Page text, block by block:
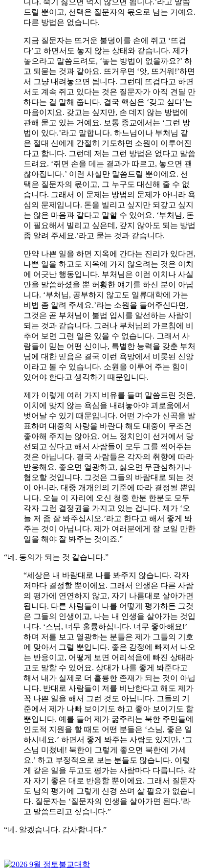
니다. 죽기 싫으면 먹지 않으면 됩니다.’라고 말씀
드릴 뿐이고, 선택은 질문자의 몫으로 남는 거예요.
다른 방법은 없습니다.
지금 질문자는 뜨거운 불덩이를 손에 쥐고 ‘뜨겁
다’고 하면서도 놓지 않는 상태와 같습니다. 제가
놓으라고 말씀드려도, ‘놓는 방법이 없을까요?’ 하
고 되묻는 것과 같아요. 뜨거우면 ‘앗, 뜨거워!’하면
서 그냥 내려놓으면 됩니다. 그런데 뜨겁다고 하면
서도 계속 쥐고 있다는 것은 질문자가 아직 견딜 만
하다는 걸 말해 줍니다. 결국 핵심은 ‘갖고 싶다’는
마음이지요. 갖고는 싶지만, 손 데지 않는 방법에
관해 묻고 있는 거예요. 보통 종교에서는 ‘그런 방
법이 있다.’라고 말합니다. 하느님이나 부처님 같
은 절대 신에게 간절히 기도하면 소원이 이루어진
다고 합니다. 그런데 저는 그런 방법은 없다고 말씀
드려요. ‘쥐면 손을 데는 결과가 따르고, 놓으면 괜
찮아집니다.’ 이런 사실만 말씀드릴 뿐이에요. 선
택은 질문자의 몫이고, 그 누구도 대신해 줄 수 없
습니다. 그래서 이 문제는 방법의 문제가 아니라 욕
심의 문제입니다. 돈을 빌리고 싶지만 되갚고 싶지
는 않은 마음과 같다고 말할 수 있어요. ‘부처님, 돈
이 필요해서 빌리고 싶은데, 갚지 않아도 되는 방법
좀 알려 주세요.’라고 묻는 것과 같습니다.
만약 나쁜 일을 하면 지옥에 간다는 진리가 있다면,
나쁜 일을 하고도 지옥에 가지 않으려는 것은 이치
에 어긋난 행동입니다. 부처님은 이런 이치나 사실
만을 말씀하셨을 뿐 허황한 얘기를 하신 분이 아닙
니다. ‘부처님, 공부하지 않고도 일류대학에 가는
비법 좀 알려 주세요.’라는 소원을 들어주신다면,
그것은 곧 부처님이 불법 입시를 알선하는 사람이
되는 것과 같습니다. 그러나 부처님의 가르침에 비
추어 보면 그런 일은 있을 수 없습니다. 그래서 사
람들이 믿는 어떤 신이나, 특별한 능력을 갖춘 부처
님에 대한 믿음은 결국 이런 욕망에서 비롯된 신앙
이라고 볼 수 있습니다. 소원을 이루어 주는 힘이
있어야 한다고 생각하기 때문입니다.
제가 이렇게 여러 가지 비유를 들며 말씀드린 것은,
이치에 맞지 않는 욕심을 내려놓아야 괴로움에서
벗어날 수 있기 때문입니다. 어떤 가수가 신곡을 발
표하며 대중의 사랑을 바란다 해도 대중이 무조건
좋아해 주지는 않아요. 어느 정치인이 선거에서 당
선되고 싶다고 해서 사람들이 모두 그를 찍어주는
것은 아닙니다. 결국 사람들은 각자의 취향에 따라
반응해요. 좋으면 열광하고, 싫으면 무관심하거나
혐오할 것입니다. 그것은 그들의 바람대로 되는 것
이 아니라, 대중 개개인의 기준에 따라 결정될 뿐입
니다. 오늘 이 자리에 오신 청중 한분 한분도 모두
각자 그런 결정권을 가지고 있는 겁니다. 제가 ‘오
늘 저 좀 잘 봐주십시오.’라고 한다고 해서 좋게 봐
주는 것이 아닙니다. 제가 여러분에게 잘 보일 만한
일을 해야 잘 봐주는 것이죠.”
“네. 동의가 되는 것 같습니다.”
“세상은 내 바람대로 나를 봐주지 않습니다. 각자
저마다 결정할 뿐이에요. 그래서 인생은 다른 사람
의 평가에 연연하지 않고, 자기 나름대로 살아가면
됩니다. 다른 사람들이 나를 어떻게 평가하든 그것
은 그들의 인생이고, 나는 내 인생을 살아가는 것입
니다. ‘스님, 너무 훌륭하십니다. 너무 좋아해요!’
하며 저를 보고 열광하는 분들은 제가 그들의 기호
에 맞아서 그럴 뿐입니다. 좋은 감정에 빠져서 나오
는 반응이고, 어떻게 보면 어리석음에 빠진 상태라
고도 말할 수 있어요. 상대가 나를 좋게 봐준다고
해서 내가 실제로 더 훌륭한 존재가 되는 것이 아닙
니다. 반대로 사람들이 저를 비난한다고 해도 제가
꼭 나쁜 일을 해서 그런 것도 아닙니다. 그들의 기
준에서 제가 나빠 보이기도 하고 좋아 보이기도 할
뿐입니다. 예를 들어 제가 굶주리는 북한 주민들에
인도적 지원을 할 때도 어떤 분들은 ‘스님, 좋은 일
하시네요.’ 하면서 좋게 봐주는 사람도 있지만, ‘그
스님 미쳤네! 북한이 그렇게 좋으면 북한에 가세
요.’ 하고 부정적으로 보는 분들도 많습니다. 이렇
게 같은 일을 두고도 평가는 사람마다 다릅니다. 각
자 자기 좋은 대로 반응할 뿐이에요. 그래서 질문자
도 남의 평가에 그렇게 신경 쓰며 살 필요가 없습니
다. 질문자는 ‘질문자의 인생을 살아가면 된다.’라
고 말씀드리고 싶습니다.”
“네. 알겠습니다. 감사합니다.”